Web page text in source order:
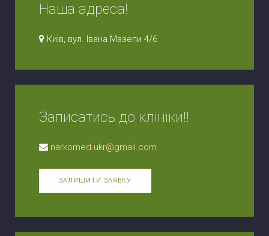
Наша адреса!
Київ, вул. Івана Мазепи 4/6
Записатись до клініки!!
narkomed.ukr@gmail.com
ЗАЛИШИТИ ЗАЯВКУ